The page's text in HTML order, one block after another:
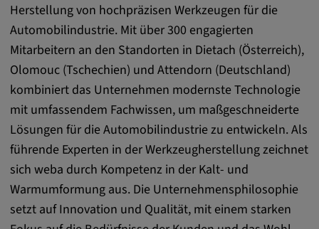
Herstellung von hochpräzisen Werkzeugen für die
Automobilindustrie. Mit über 300 engagierten
Mitarbeitern an den Standorten in Dietach (Österreich),
Olomouc (Tschechien) und Attendorn (Deutschland)
kombiniert das Unternehmen modernste Technologie
mit umfassendem Fachwissen, um maßgeschneiderte
Lösungen für die Automobilindustrie zu entwickeln. Als
führende Experten in der Werkzeugherstellung zeichnet
sich weba durch Kompetenz in der Kalt- und
Warmumformung aus. Die Unternehmensphilosophie
setzt auf Innovation und Qualität, mit einem starken